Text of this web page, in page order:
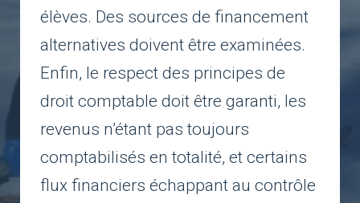
élèves. Des sources de financement
alternatives doivent être examinées.
Enfin, le respect des principes de
droit comptable doit être garanti, les
revenus n’étant pas toujours
comptabilisés en totalité, et certains
flux financiers échappant au contrôle